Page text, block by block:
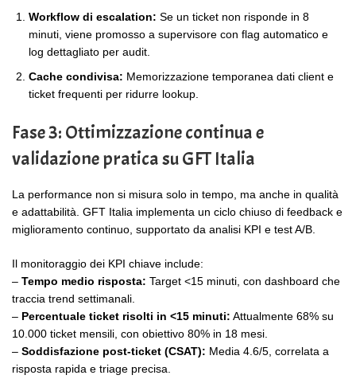
Workflow di escalation: Se un ticket non risponde in 8
minuti, viene promosso a supervisore con flag automatico e
log dettagliato per audit.
Cache condivisa: Memorizzazione temporanea dati client e
ticket frequenti per ridurre lookup.
Fase 3: Ottimizzazione continua e
validazione pratica su GFT Italia
La performance non si misura solo in tempo, ma anche in qualità
e adattabilità. GFT Italia implementa un ciclo chiuso di feedback e
miglioramento continuo, supportato da analisi KPI e test A/B.
Il monitoraggio dei KPI chiave include:
– Tempo medio risposta: Target <15 minuti, con dashboard che
traccia trend settimanali.
– Percentuale ticket risolti in <15 minuti: Attualmente 68% su
10.000 ticket mensili, con obiettivo 80% in 18 mesi.
– Soddisfazione post-ticket (CSAT): Media 4.6/5, correlata a
risposta rapida e triage precisa.